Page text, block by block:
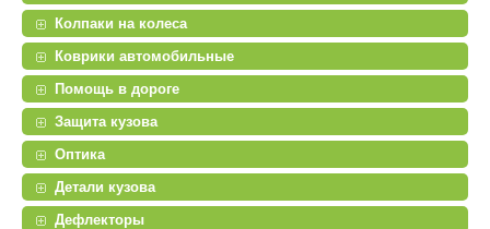
Колпаки на колеса
Коврики автомобильные
Помощь в дороге
Защита кузова
Оптика
Детали кузова
Дефлекторы